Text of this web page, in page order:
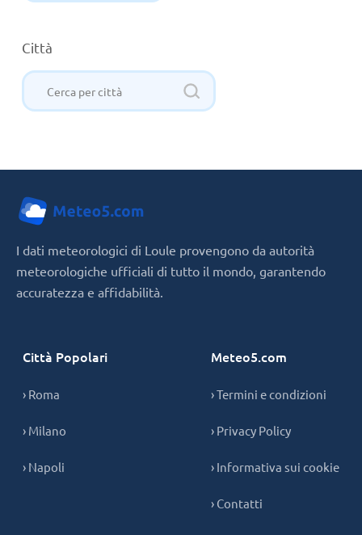
Città
I dati meteorologici di Loule provengono da autorità
meteorologiche ufficiali di tutto il mondo, garantendo
accuratezza e affidabilità.
Città Popolari
› Roma
› Milano
› Napoli
Meteo5.com
› Termini e condizioni
› Privacy Policy
› Informativa sui cookie
› Contatti